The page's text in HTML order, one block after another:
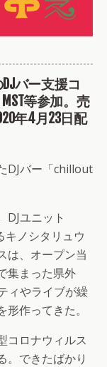
バー支援コ
MST等参加。売
年4月23日配
DJバー「chillout
DJユニット
キノシタリュウ
は、オープン当
集まった県外
ィやライブが繰
作ってきた。
コロナウィルス
。できたばかり